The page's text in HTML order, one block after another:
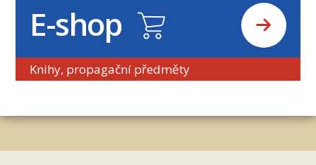
E-shop
Knihy, propagační předměty